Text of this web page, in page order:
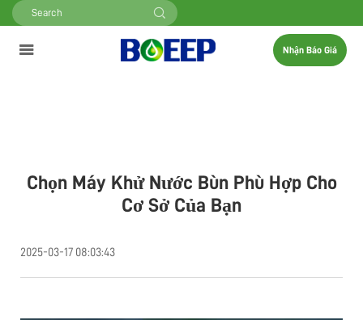
Nhận Báo Giá
Chọn Máy Khử Nước Bùn Phù Hợp Cho
Cơ Sở Của Bạn
2025-03-17 08:03:43